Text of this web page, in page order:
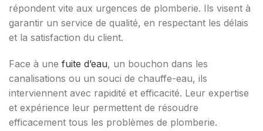
répondent vite aux urgences de plomberie. Ils visent à
garantir un service de qualité, en respectant les délais
et la satisfaction du client.
Face à une fuite d’eau, un bouchon dans les
canalisations ou un souci de chauffe-eau, ils
interviennent avec rapidité et efficacité. Leur expertise
et expérience leur permettent de résoudre
efficacement tous les problèmes de plomberie.